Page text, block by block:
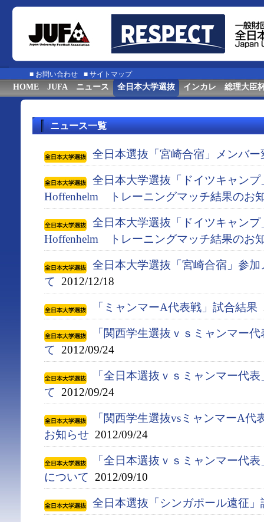
■ お問い合わせ ■ サイトマップ
HOME JUFA ニュース 全日本大学選抜 インカレ 総理大臣
ニュース一覧
全日本選抜「宮崎合宿」メンバ
全日本大学選抜「ドイツキャンプ
Hoffenhelm トレーニングマッチ結果のお
全日本大学選抜「ドイツキャンプ
Hoffenhelm トレーニングマッチ結果のお
全日本大学選抜「宮崎合宿」参
て 2012/12/18
「ミャンマーA代表戦」試合結果
「関西学生選抜ｖｓミャンマー
て 2012/09/24
「全日本選抜ｖｓミャンマー代
て 2012/09/24
「関西学生選抜vsミャンマーA
お知らせ 2012/09/24
「全日本選抜ｖｓミャンマー代
について 2012/09/10
全日本選抜「シンガポール遠征」